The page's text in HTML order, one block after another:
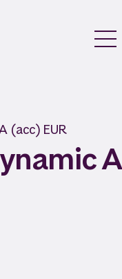
(acc) EUR
A